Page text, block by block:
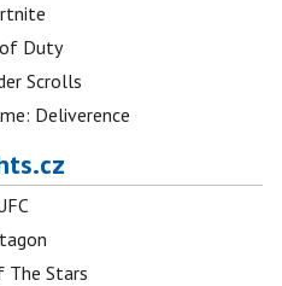
Duty
Scrolls
Deliverence
The Stars